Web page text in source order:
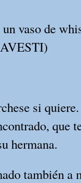
vaso de
si
que
hermana.
también a